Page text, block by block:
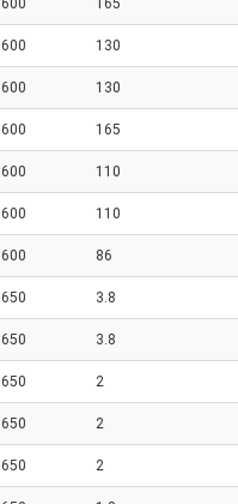
600 165
600 130
600 130
600 165
600 110
600 110
600 86
650 3.8
650 3.8
650 2
650 2
650 2